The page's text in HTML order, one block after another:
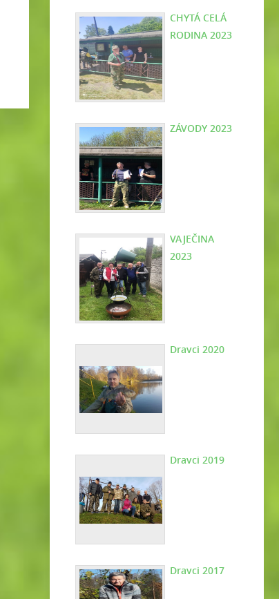
CHYTÁ CELÁ
RODINA 2023
ZÁVODY 2023
VAJEČINA
2023
Dravci 2020
Dravci 2019
Dravci 2017